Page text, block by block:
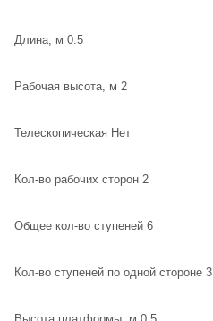
Длина, м 0.5
Рабочая высота, м 2
Телескопическая Нет
Кол-во рабочих сторон 2
Общее кол-во ступеней 6
Кол-во ступеней по одной стороне 3